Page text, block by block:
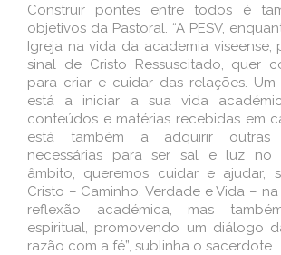
Construir pontes entre todos é
objetivos da Pastoral. “A PESV,
Igreja na vida da academia viseense,
sinal de Cristo Ressuscitado, quer
para criar e cuidar das relações.
está a iniciar a sua vida
conteúdos e matérias recebidas em
está também a adquirir outras
necessárias para ser sal e luz no
âmbito, queremos cuidar e ajudar,
Cristo – Caminho, Verdade e Vida –
reflexão académica, mas
espiritual, promovendo um diálogo
razão com a fé”, sublinha o sacerdote.